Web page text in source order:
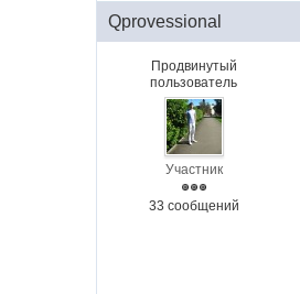
Qprovessional
Продвинутый
пользователь
Участник
33 сообщений